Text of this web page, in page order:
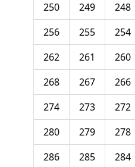
248
249
250
254
255
256
260
261
262
266
267
268
272
273
274
278
279
280
284
285
286